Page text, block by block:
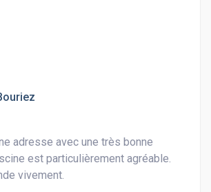
adresse avec une très bonne
est particulièrement agréable.
vivement.